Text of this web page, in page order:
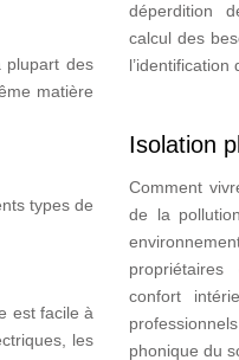
plupart des
matière
types de
est facile à
les
déperdition
calcul des
l’identification
Isolation
Comment
de la
propriétaires
confort
phonique du